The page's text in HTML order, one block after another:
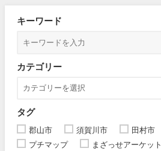
キーワード
カテゴリー
タグ
郡山市 須賀川市 田村市
プチマップ
まざっせアーケット